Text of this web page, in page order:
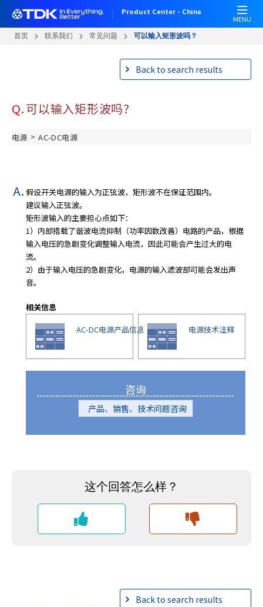
Product Center - China
MENU
首页 联系我们 常见问题 可以输入矩形波吗？
Back to search results
Q.可以输入矩形波吗？
电源 > AC-DC电源
假设开关电源的输入为正弦波，矩形波不在保证范围内。
建议输入正弦波。
矩形波输入的主要担心点如下：
1）内部搭载了谐波电流抑制（功率因数改善）电路的产品，根据
输入电压的急剧变化调整输入电流，因此可能会产生过大的电
流。
2）由于输入电压的急剧变化，电源的输入滤波部可能会发出声
音。
相关信息
AC-DC电源产品信息
电源技术注释
咨询
产品、销售、技术问题咨询
Back to search results